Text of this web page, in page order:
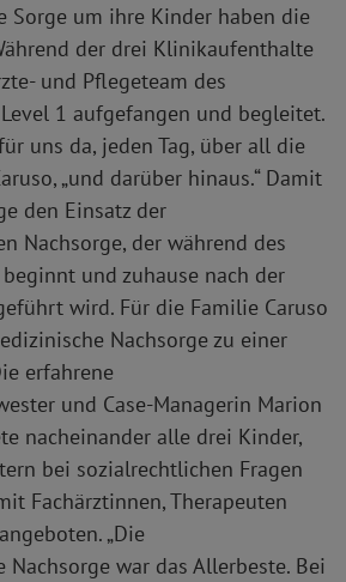
Sorge um ihre Kinder haben die
der drei Klinikaufenthalte
und Pflegeteam des
1 aufgefangen und begleitet.
uns da, jeden Tag, über all die
„und darüber hinaus.“ Damit
den Einsatz der
Nachsorge, der während des
und zuhause nach der
wird. Für die Familie Caruso
Nachsorge zu einer
erfahrene
und Case-Managerin Marion
nacheinander alle drei Kinder,
bei sozialrechtlichen Fragen
Fachärztinnen, Therapeuten
„Die
Nachsorge war das Allerbeste. Bei